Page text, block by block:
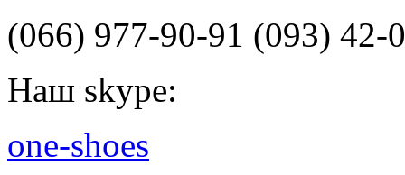
(066) 977-90-91 (093) 42-
Наш skype:
one-shoes